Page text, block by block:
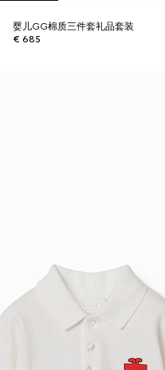
婴儿GG棉质三件套礼品套装
€ 685